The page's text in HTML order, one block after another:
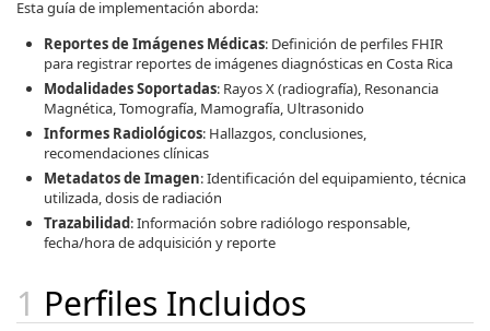
Esta guía de implementación aborda:
Reportes de Imágenes Médicas: Definición de perfiles FHIR
para registrar reportes de imágenes diagnósticas en Costa Rica
Modalidades Soportadas: Rayos X (radiografía), Resonancia
Magnética, Tomografía, Mamografía, Ultrasonido
Informes Radiológicos: Hallazgos, conclusiones,
recomendaciones clínicas
Metadatos de Imagen: Identificación del equipamiento, técnica
utilizada, dosis de radiación
Trazabilidad: Información sobre radiólogo responsable,
fecha/hora de adquisición y reporte
Perfiles Incluidos